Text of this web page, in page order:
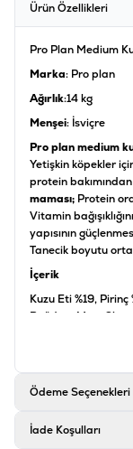
Ürün Özellikleri
Pro Plan Medium
Marka: Pro plan
Ağırlık:14 kg
Menşei: İsviçre
Pro plan medium
Yetişkin köpekler
protein
maması; Protein
Vitamin
yapısının
Tanecik boyutu
İçerik
Kuzu Eti %19,
Buğday, Mısır
Kurutulmuş
Balık Yağı, Maya,
Analiz
Protein %26, Yağ
Katkı Maddeleri
Ödeme Seçenekleri
İade Koşulları